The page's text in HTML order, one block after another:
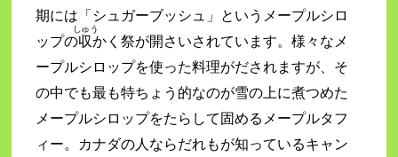
期には「シュガーブッシュ」というメープルシロ
ップの収
しゅう
かく祭が開さいされています。様々なメ
ープルシロップを使った料理がだされますが、そ
の中でも最も特ちょう的なのが雪の上に煮つめた
メープルシロップをたらして固めるメープルタフ
ィー。カナダの人ならだれもが知っているキャン